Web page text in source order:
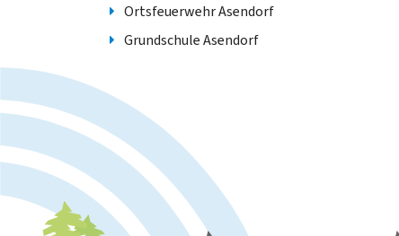
Ortsfeuerwehr Asendorf
Grundschule Asendorf